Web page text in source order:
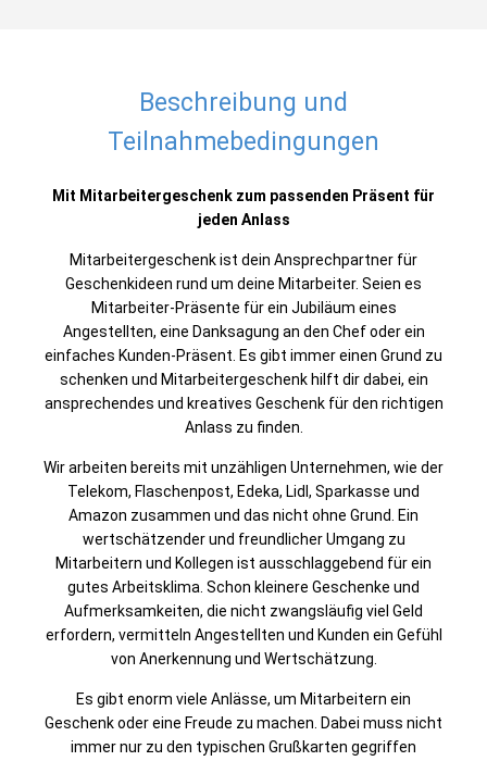
Beschreibung und
Teilnahmebedingungen
Mit Mitarbeitergeschenk zum passenden Präsent für
jeden Anlass
Mitarbeitergeschenk ist dein Ansprechpartner für
Geschenkideen rund um deine Mitarbeiter. Seien es
Mitarbeiter-Präsente für ein Jubiläum eines
Angestellten, eine Danksagung an den Chef oder ein
einfaches Kunden-Präsent. Es gibt immer einen Grund zu
schenken und Mitarbeitergeschenk hilft dir dabei, ein
ansprechendes und kreatives Geschenk für den richtigen
Anlass zu finden.
Wir arbeiten bereits mit unzähligen Unternehmen, wie der
Telekom, Flaschenpost, Edeka, Lidl, Sparkasse und
Amazon zusammen und das nicht ohne Grund. Ein
wertschätzender und freundlicher Umgang zu
Mitarbeitern und Kollegen ist ausschlaggebend für ein
gutes Arbeitsklima. Schon kleinere Geschenke und
Aufmerksamkeiten, die nicht zwangsläufig viel Geld
erfordern, vermitteln Angestellten und Kunden ein Gefühl
von Anerkennung und Wertschätzung.
Es gibt enorm viele Anlässe, um Mitarbeitern ein
Geschenk oder eine Freude zu machen. Dabei muss nicht
immer nur zu den typischen Grußkarten gegriffen